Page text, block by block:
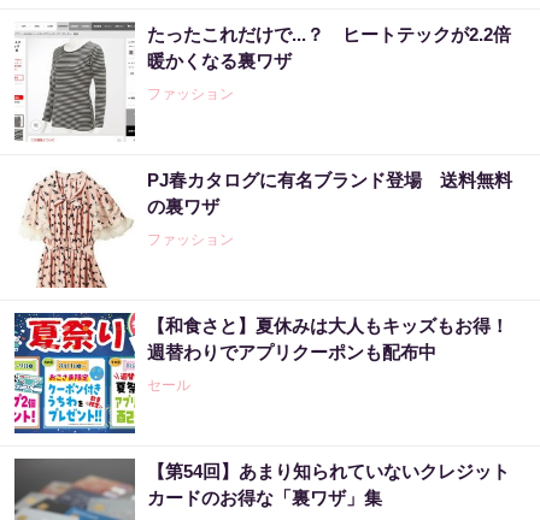
たったこれだけで...？ ヒートテックが2.2倍
暖かくなる裏ワザ
ファッション
PJ春カタログに有名ブランド登場 送料無料
の裏ワザ
ファッション
【和食さと】夏休みは大人もキッズもお得！
週替わりでアプリクーポンも配布中
セール
【第54回】あまり知られていないクレジット
カードのお得な「裏ワザ」集